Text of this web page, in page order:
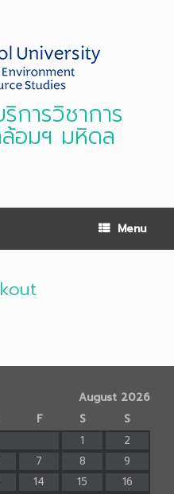
การวิชาการ
อมฯ มหิดล
Menu
August 2026
F S
S
1
2
7 8
9
14 15
16